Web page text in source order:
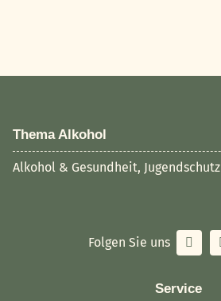
Thema Alkohol
Alkohol & Gesundheit, Jugendschutz
Folgen Sie uns
Service